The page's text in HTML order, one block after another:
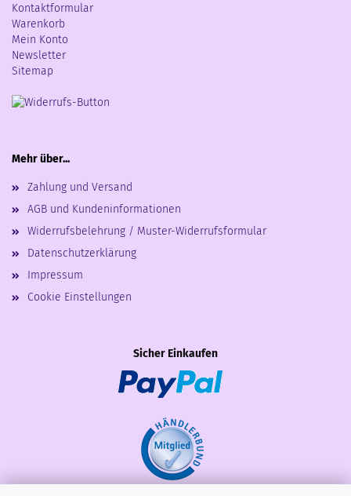
Kontaktformular
Warenkorb
Mein Konto
Newsletter
Sitemap
Mehr über...
Zahlung und Versand
AGB und Kundeninformationen
Widerrufsbelehrung / Muster-Widerrufsformular
Datenschutzerklärung
Impressum
Cookie Einstellungen
Sicher Einkaufen